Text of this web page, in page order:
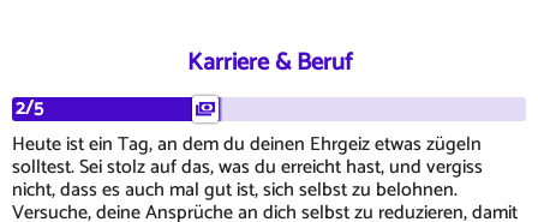
Karriere & Beruf
2/5
Heute ist ein Tag, an dem du deinen Ehrgeiz etwas zügeln
solltest. Sei stolz auf das, was du erreicht hast, und vergiss
nicht, dass es auch mal gut ist, sich selbst zu belohnen.
Versuche, deine Ansprüche an dich selbst zu reduzieren, damit